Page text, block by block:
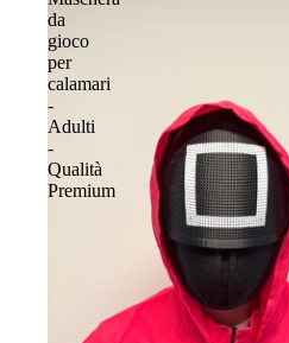
da
gioco
per
calamari
-
Adulti
-
Qualità
Premium